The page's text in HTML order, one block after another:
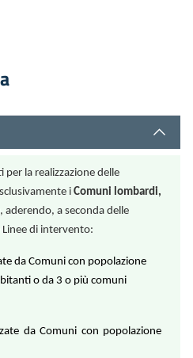
la realizzazione delle
i Comuni lombardi,
, aderendo, a seconda delle
di intervento:
da Comuni con popolazione
o da 3 o più comuni
da Comuni con popolazione